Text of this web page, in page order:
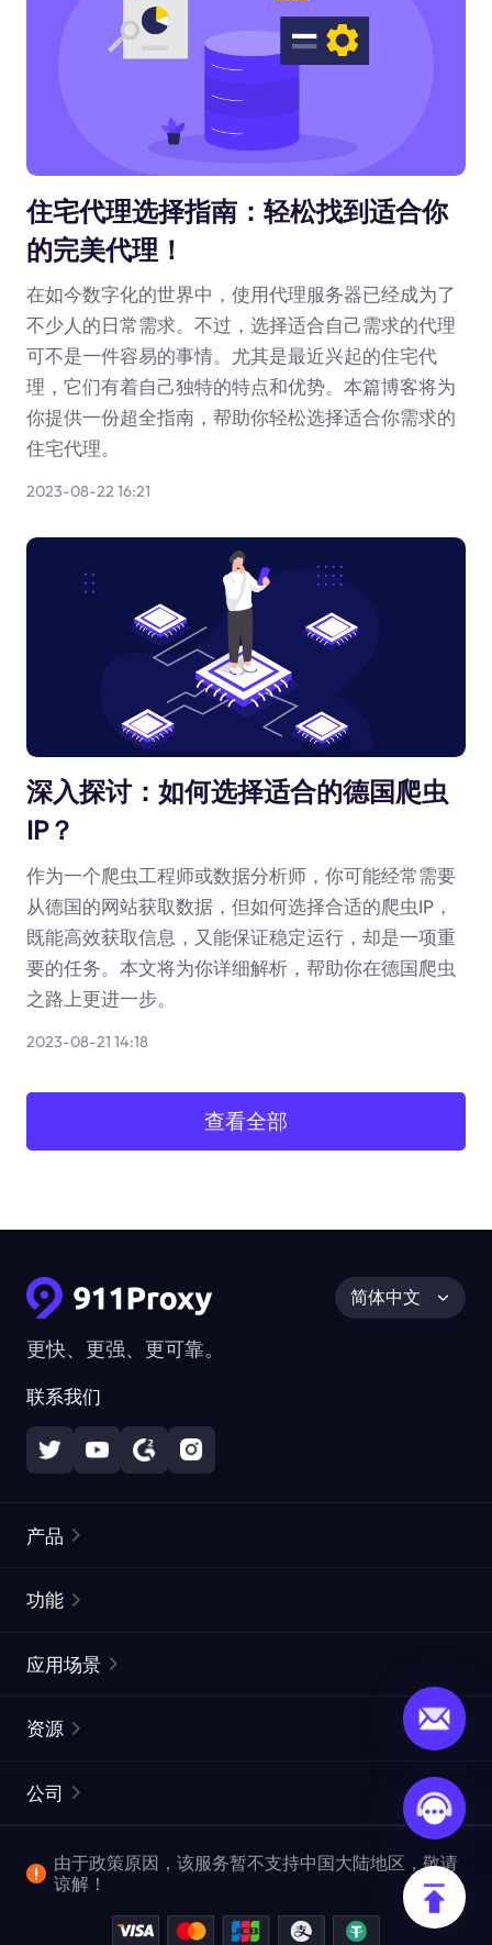
住宅代理选择指南：轻松找到适合你
的完美代理！
在如今数字化的世界中，使用代理服务器已经成为了
不少人的日常需求。不过，选择适合自己需求的代理
可不是一件容易的事情。尤其是最近兴起的住宅代
理，它们有着自己独特的特点和优势。本篇博客将为
你提供一份超全指南，帮助你轻松选择适合你需求的
住宅代理。
2023-08-22 16:21
深入探讨：如何选择适合的德国爬虫
IP？
作为一个爬虫工程师或数据分析师，你可能经常需要
从德国的网站获取数据，但如何选择合适的爬虫IP，
既能高效获取信息，又能保证稳定运行，却是一项重
要的任务。本文将为你详细解析，帮助你在德国爬虫
之路上更进一步。
2023-08-21 14:18
查看全部
更快、更强、更可靠。
联系我们
简体中文
产品
静态住宅代理
网页抓取 API
视频下载 API
功能
ISP代理
ProxySite
应用场景
市场研究
爬行和索引
查看全部使用场景
资源
常见问题解答
位置
公司
企业服务
反洗钱合规计划
由于政策原因，该服务暂不支持中国大陆地区，敬请
谅解！